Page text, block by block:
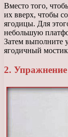
Вместо того,
их вверх, чтобы
ягодицы. Для
небольшую
Затем выполните
ягодичный
2.